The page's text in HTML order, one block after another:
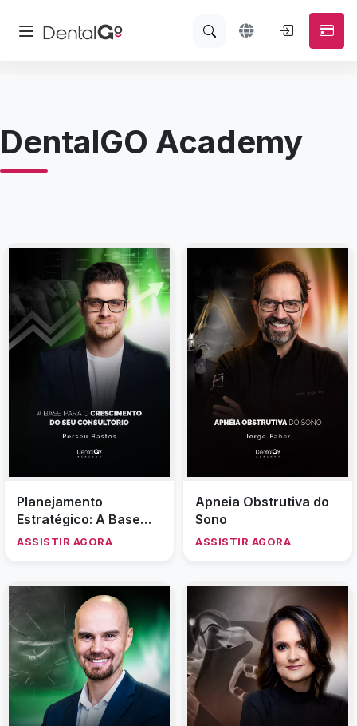
DentalGO Academy
Planejamento
Estratégico: A Base
para o Crescimento do
ASSISTIR AGORA
Apneia Obstrutiva do
Sono
ASSISTIR AGORA